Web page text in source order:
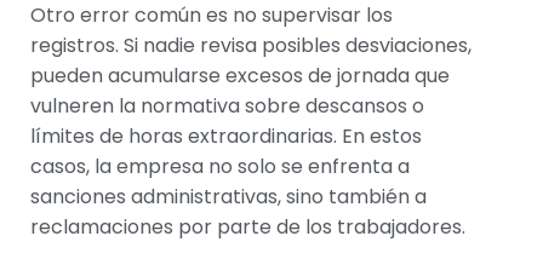
Otro error común es no supervisar los
registros. Si nadie revisa posibles desviaciones,
pueden acumularse excesos de jornada que
vulneren la normativa sobre descansos o
límites de horas extraordinarias. En estos
casos, la empresa no solo se enfrenta a
sanciones administrativas, sino también a
reclamaciones por parte de los trabajadores.